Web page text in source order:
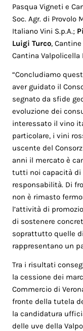
Pasqua Vigneti e
Soc. Agr. di Provolo
Italiano Vini S.p.A.;
Luigi Turco, Cantine
Cantina Valpolicella
“Concludiamo
aver guidato il
segnato da sfide
evoluzione dei
interessato il vino
particolare, i vini
uscente del
anni il mercato è
tutti noi capacità di
responsabilità. Di
non è rimasto
l’attività di
di sostenere
soprattutto quelle
rappresentano un
Tra i risultati
la cessione dei
Commercio di
fronte della tutela
la candidatura
delle uve della